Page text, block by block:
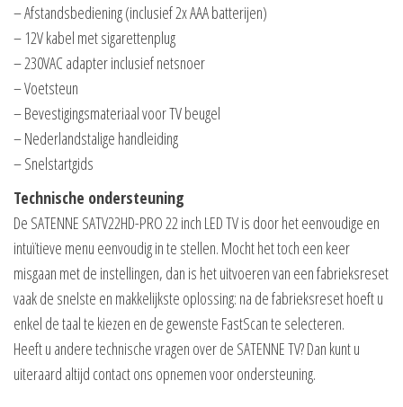
– Afstandsbediening (inclusief 2x AAA batterijen)
– 12V kabel met sigarettenplug
– 230VAC adapter inclusief netsnoer
– Voetsteun
– Bevestigingsmateriaal voor TV beugel
– Nederlandstalige handleiding
– Snelstartgids
Technische ondersteuning
De SATENNE SATV22HD-PRO 22 inch LED TV is door het eenvoudige en
intuïtieve menu eenvoudig in te stellen. Mocht het toch een keer
misgaan met de instellingen, dan is het uitvoeren van een fabrieksreset
vaak de snelste en makkelijkste oplossing: na de fabrieksreset hoeft u
enkel de taal te kiezen en de gewenste FastScan te selecteren.
Heeft u andere technische vragen over de SATENNE TV? Dan kunt u
uiteraard altijd contact ons opnemen voor ondersteuning.